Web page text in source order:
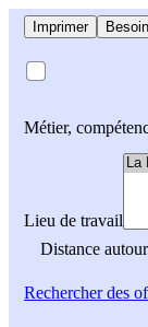
Imprimer
Métier,
Lieu de travail
Distance
Rechercherdes